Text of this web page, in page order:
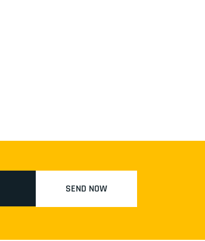
SEND NOW